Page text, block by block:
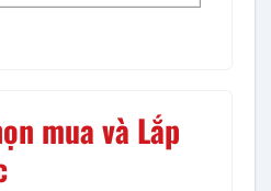
mua và Lắp